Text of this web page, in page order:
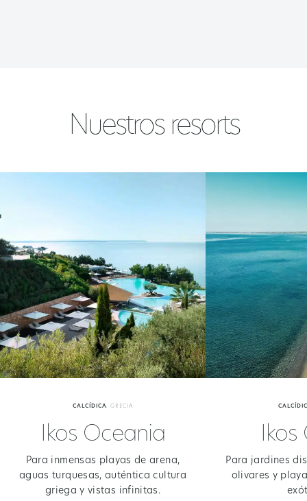
Nuestros resorts
CALCÍDICA,GRECIA
Ikos Oceania
Para inmensas playas de arena,
aguas turquesas, auténtica cultura
griega y vistas infinitas.
Ikos
Para jardines
olivares y